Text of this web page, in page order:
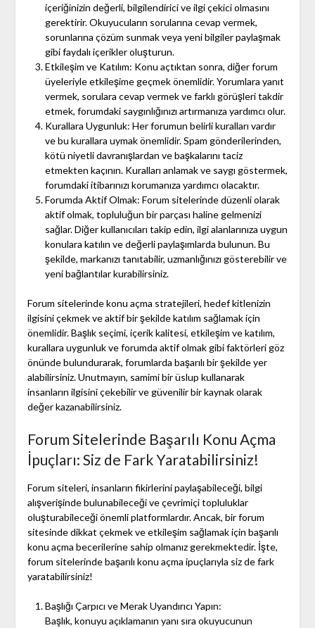
içeriğinizin değerli, bilgilendirici ve ilgi çekici olmasını
gerektirir. Okuyucuların sorularına cevap vermek,
sorunlarına çözüm sunmak veya yeni bilgiler paylaşmak
gibi faydalı içerikler oluşturun.
Etkileşim ve Katılım: Konu açtıktan sonra, diğer forum
üyeleriyle etkileşime geçmek önemlidir. Yorumlara yanıt
vermek, sorulara cevap vermek ve farklı görüşleri takdir
etmek, forumdaki saygınlığınızı artırmanıza yardımcı olur.
Kurallara Uygunluk: Her forumun belirli kuralları vardır
ve bu kurallara uymak önemlidir. Spam gönderilerinden,
kötü niyetli davranışlardan ve başkalarını taciz
etmekten kaçının. Kuralları anlamak ve saygı göstermek,
forumdaki itibarınızı korumanıza yardımcı olacaktır.
Forumda Aktif Olmak: Forum sitelerinde düzenli olarak
aktif olmak, topluluğun bir parçası haline gelmenizi
sağlar. Diğer kullanıcıları takip edin, ilgi alanlarınıza uygun
konulara katılın ve değerli paylaşımlarda bulunun. Bu
şekilde, markanızı tanıtabilir, uzmanlığınızı gösterebilir ve
yeni bağlantılar kurabilirsiniz.
Forum sitelerinde konu açma stratejileri, hedef kitlenizin
ilgisini çekmek ve aktif bir şekilde katılım sağlamak için
önemlidir. Başlık seçimi, içerik kalitesi, etkileşim ve katılım,
kurallara uygunluk ve forumda aktif olmak gibi faktörleri göz
önünde bulundurarak, forumlarda başarılı bir şekilde yer
alabilirsiniz. Unutmayın, samimi bir üslup kullanarak
insanların ilgisini çekebilir ve güvenilir bir kaynak olarak
değer kazanabilirsiniz.
Forum Sitelerinde Başarılı Konu Açma
İpuçları: Siz de Fark Yaratabilirsiniz!
Forum siteleri, insanların fikirlerini paylaşabileceği, bilgi
alışverişinde bulunabileceği ve çevrimiçi topluluklar
oluşturabileceği önemli platformlardır. Ancak, bir forum
sitesinde dikkat çekmek ve etkileşim sağlamak için başarılı
konu açma becerilerine sahip olmanız gerekmektedir. İşte,
forum sitelerinde başarılı konu açma ipuçlarıyla siz de fark
yaratabilirsiniz!
Başlığı Çarpıcı ve Merak Uyandırıcı Yapın:
Başlık, konuyu açıklamanın yanı sıra okuyucunun